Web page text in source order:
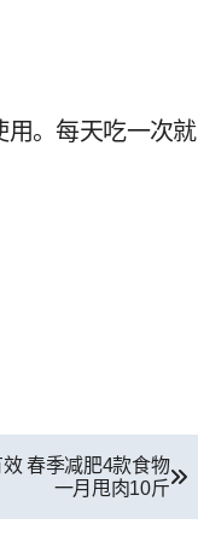
用。每天吃一次就
春季减肥4款食物
一月甩肉10斤